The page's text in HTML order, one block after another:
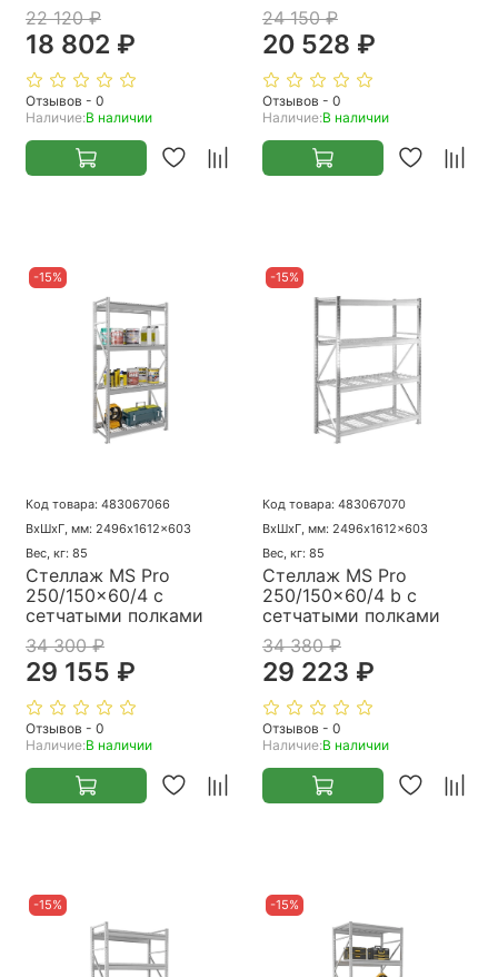
22 120 ₽
18 802 ₽
Отзывов - 0
Наличие:В наличии
24 150 ₽
20 528 ₽
Отзывов - 0
Наличие:В наличии
-15%
Код товара: 483067066
ВхШхГ, мм: 2496x1612x603
Вес, кг: 85
Стеллаж MS Pro
250/150x60/4 с
сетчатыми полками
34 300 ₽
29 155 ₽
Отзывов - 0
Наличие:В наличии
-15%
Код товара: 483067070
ВхШхГ, мм: 2496x1612x603
Вес, кг: 85
Стеллаж MS Pro
250/150x60/4 b с
сетчатыми полками
34 380 ₽
29 223 ₽
Отзывов - 0
Наличие:В наличии
-15% -15%